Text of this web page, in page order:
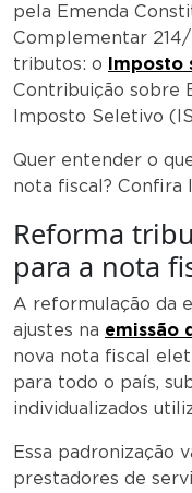
pela Emenda
Complementar
tributos: o Imposto
Contribuição sobre
Imposto Seletivo
Quer entender o
nota fiscal? Confira
Reforma
para a nota
A reformulação da
ajustes na emissão
nova nota fiscal
para todo o país,
individualizados
Essa padronização
prestadores de